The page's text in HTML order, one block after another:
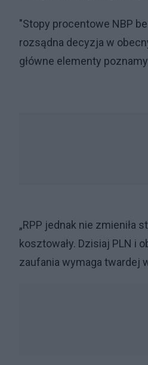
"Stopy procentowe NBP
rozsądna decyzja w
główne elementy
„RPP jednak nie zmieniła
kosztowały. Dzisiaj PLN i
zaufania wymaga twardej